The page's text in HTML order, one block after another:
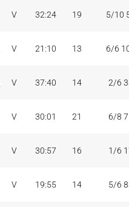
V 32:24 19 5/10
V 21:10 13 6/6
V 37:40 14 2/6
V 30:01 21 6/8
V 30:57 16 1/6
V 19:55 14 5/6